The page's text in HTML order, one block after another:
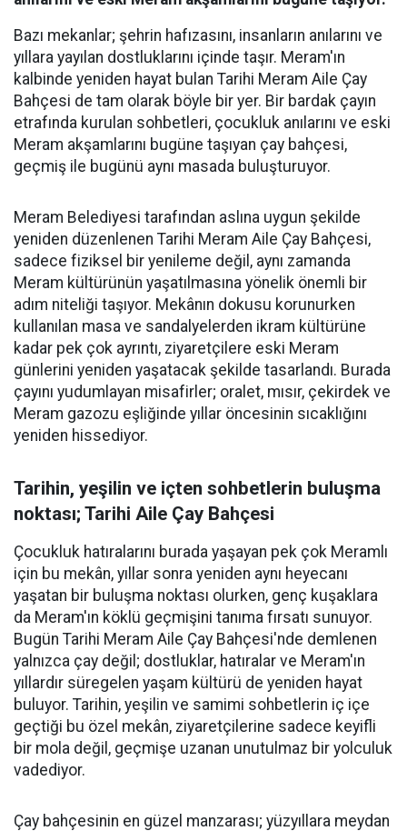
Bazı mekanlar; şehrin hafızasını, insanların anılarını ve
yıllara yayılan dostluklarını içinde taşır. Meram'ın
kalbinde yeniden hayat bulan Tarihi Meram Aile Çay
Bahçesi de tam olarak böyle bir yer. Bir bardak çayın
etrafında kurulan sohbetleri, çocukluk anılarını ve eski
Meram akşamlarını bugüne taşıyan çay bahçesi,
geçmiş ile bugünü aynı masada buluşturuyor.
Meram Belediyesi tarafından aslına uygun şekilde
yeniden düzenlenen Tarihi Meram Aile Çay Bahçesi,
sadece fiziksel bir yenileme değil, aynı zamanda
Meram kültürünün yaşatılmasına yönelik önemli bir
adım niteliği taşıyor. Mekânın dokusu korunurken
kullanılan masa ve sandalyelerden ikram kültürüne
kadar pek çok ayrıntı, ziyaretçilere eski Meram
günlerini yeniden yaşatacak şekilde tasarlandı. Burada
çayını yudumlayan misafirler; oralet, mısır, çekirdek ve
Meram gazozu eşliğinde yıllar öncesinin sıcaklığını
yeniden hissediyor.
Tarihin, yeşilin ve içten sohbetlerin buluşma
noktası; Tarihi Aile Çay Bahçesi
Çocukluk hatıralarını burada yaşayan pek çok Meramlı
için bu mekân, yıllar sonra yeniden aynı heyecanı
yaşatan bir buluşma noktası olurken, genç kuşaklara
da Meram'ın köklü geçmişini tanıma fırsatı sunuyor.
Bugün Tarihi Meram Aile Çay Bahçesi'nde demlenen
yalnızca çay değil; dostluklar, hatıralar ve Meram'ın
yıllardır süregelen yaşam kültürü de yeniden hayat
buluyor. Tarihin, yeşilin ve samimi sohbetlerin iç içe
geçtiği bu özel mekân, ziyaretçilerine sadece keyifli
bir mola değil, geçmişe uzanan unutulmaz bir yolculuk
vadediyor.
Çay bahçesinin en güzel manzarası; yüzyıllara meydan